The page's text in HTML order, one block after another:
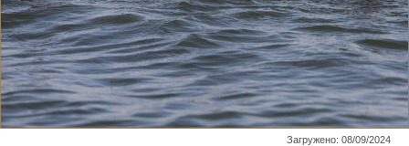
Загружено: 08/09/2024